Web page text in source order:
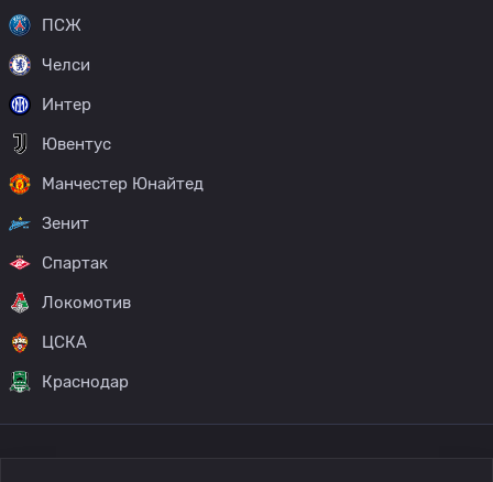
ПСЖ
Челси
Интер
Ювентус
Манчестер Юнайтед
Зенит
Спартак
Локомотив
ЦСКА
Краснодар